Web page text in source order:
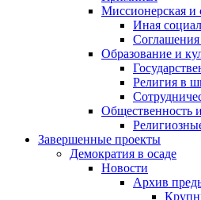
Миссионерская и
Иная
Соглашения
Образование и
Религия в
Завершенные проекты
Демократия в осаде
Новости
Архив